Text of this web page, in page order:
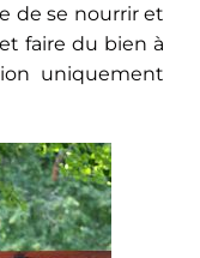
de se nourrir et
faire du bien à
uniquement